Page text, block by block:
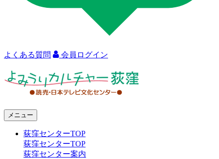
よくある質問 会員ログイン
メニュー
荻窪センターTOP
荻窪センターTOP
荻窪センター案内